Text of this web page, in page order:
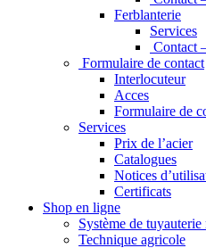
Ferblanterie
Services
Contact
Formulaire de contact
Interlocuteur
Acces
Formulaire de
Services
Prix de l’acier
Catalogues
Notices
Certificats
Shop en ligne
Système de
Technique agricole